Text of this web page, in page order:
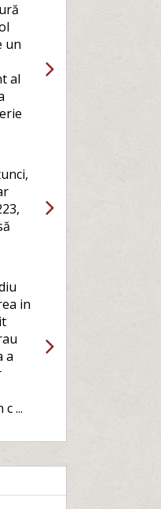
un
al
in
a
...